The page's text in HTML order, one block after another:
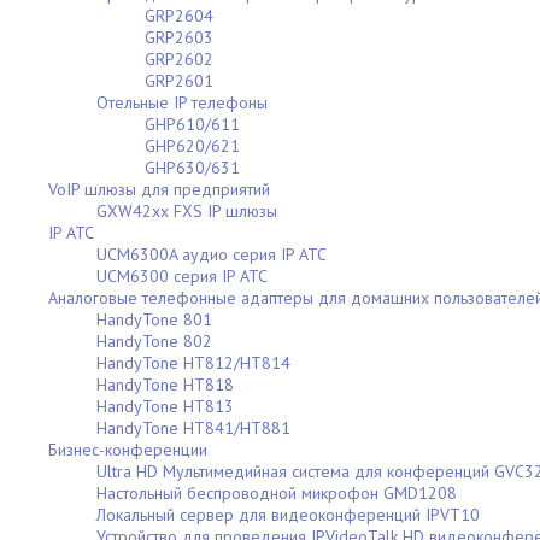
GRP2604
GRP2603
GRP2602
GRP2601
Отельные IP телефоны
GHP610/611
GHP620/621
GHP630/631
VoIP шлюзы для предприятий
GXW42xx FXS IP шлюзы
IP АТС
UCM6300A аудио серия IP АТС
UCM6300 серия IP АТС
Аналоговые телефонные адаптеры для домашних
HandyTone 801
HandyTone 802
HandyTone HT812/HT814
HandyTone HT818
HandyTone HT813
HandyTone HT841/HT881
Бизнес-конференции
Ultra HD Мультимедийная система для конференций
Настольный беспроводной микрофон GMD1208
Локальный сервер для видеоконференций IPVT10